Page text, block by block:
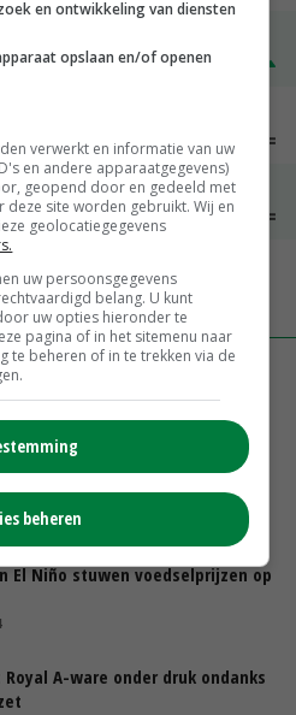
€ 345,00 € 20,00
€ 134,00 € 0,00
€ 6,05 € 0,00
over onttrekkingsverbod,
van ‘ondernemersrisico’
van Krullvarkens komt van de
El Niño stuwen voedselprijzen op
A-ware onder druk ondanks
en ontwikkeling van diensten
opslaan en/of openen
verwerkt en informatie van uw
en andere apparaatgegevens)
geopend door en gedeeld met
site worden gebruikt. Wij en
geolocatiegegevens
uw persoonsgegevens
belang. U kunt
uw opties hieronder te
pagina of in het sitemenu naar
te beheren of in te trekken via de
beheren